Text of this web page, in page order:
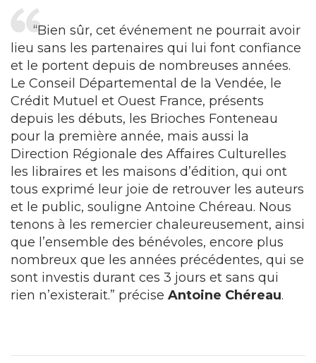
“Bien sûr, cet événement ne pourrait avoir
lieu sans les partenaires qui lui font confiance
et le portent depuis de nombreuses années.
Le Conseil Départemental de la Vendée, le
Crédit Mutuel et Ouest France, présents
depuis les débuts, les Brioches Fonteneau
pour la première année, mais aussi la
Direction Régionale des Affaires Culturelles
les libraires et les maisons d’édition, qui ont
tous exprimé leur joie de retrouver les auteurs
et le public, souligne Antoine Chéreau. Nous
tenons à les remercier chaleureusement, ainsi
que l’ensemble des bénévoles, encore plus
nombreux que les années précédentes, qui se
sont investis durant ces 3 jours et sans qui
rien n’existerait.” précise Antoine Chéreau.